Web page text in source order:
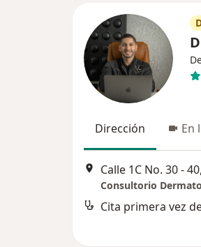
Dirección En
Consultorio
Cita primera vez